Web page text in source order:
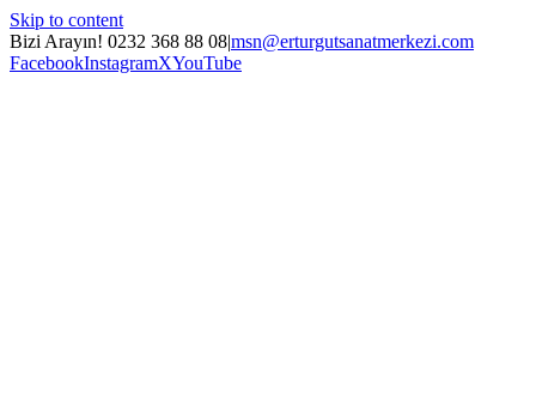
Skip to content
Bizi Arayın! 0232 368 88 08|msn@erturgutsanatmerkezi.com
FacebookInstagramXYouTube